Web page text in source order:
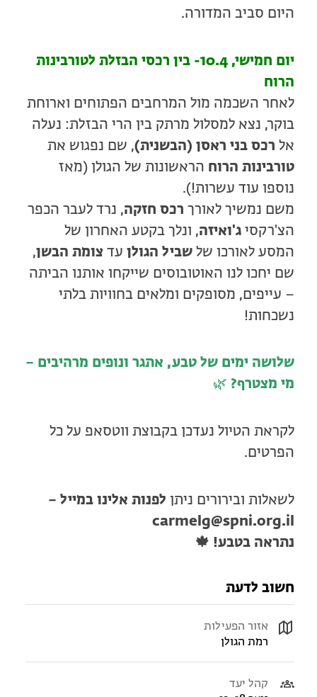
היום סביב המדורה.
יום חמישי, 10.4- בין רכסי הבזלת לטורבינות
הרוח
לאחר השכמה מול המרחבים הפתוחים וארוחת
בוקר, נצא למסלול מרתק בין הרי הבזלת: נעלה
אל רכס בני ראסן (הבשנית), שם נפגוש את
טורבינות הרוח הראשונות של הגולן (מאז
נוספו עוד עשרות!).
משם נמשיך לאורך רכס חזקה, נרד לעבר הכפר
הצ'רקסי ג'ואיזה, ונלך בקטע האחרון של
המסע לאורכו של שביל הגולן עד צומת הבשן,
שם יחכו לנו האוטובוסים שייקחו אותנו הביתה
– עייפים, מסופקים ומלאים בחוויות בלתי
נשכחות!
שלושה ימים של טבע, אתגר ונופים מרהיבים –
מי מצטרף? 🌿
לקראת הטיול נעדכן בקבוצת ווטסאפ על כל
הפרטים.
לשאלות ובירורים ניתן לפנות אלינו במייל –
carmelg@spni.org.il
נתראה בטבע! 🍁
חשוב לדעת
אזור הפעילות
רמת הגולן
קהל יעד